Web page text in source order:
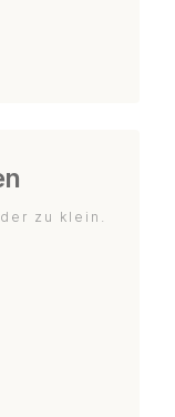
zu klein.